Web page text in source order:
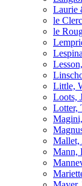
Laurie
le
le
Little,
Loots,
Lotter,
Mallet,
Mann,